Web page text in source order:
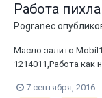
Работа
Pogranec
Масло залито
1214011,Работа как
7 сентября, 2016